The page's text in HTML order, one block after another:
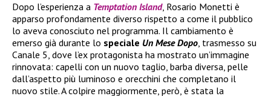
Dopo l’esperienza a Temptation Island, Rosario Monetti è
apparso profondamente diverso rispetto a come il pubblico
lo aveva conosciuto nel programma. Il cambiamento è
emerso già durante lo speciale Un Mese Dopo, trasmesso su
Canale 5, dove l’ex protagonista ha mostrato un’immagine
rinnovata: capelli con un nuovo taglio, barba diversa, pelle
dall’aspetto più luminoso e orecchini che completano il
nuovo stile. A colpire maggiormente, però, è stata la